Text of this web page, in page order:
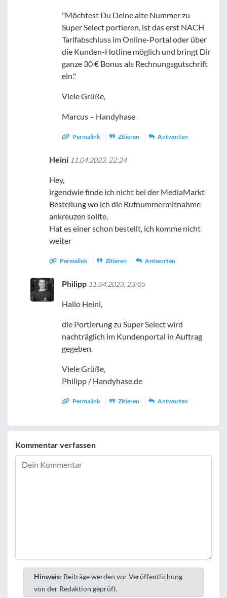
"Möchtest Du Deine alte Nummer zu
Super Select portieren, ist das erst NACH
Tarifabschluss im Online-Portal oder über
die Kunden-Hotline möglich und bringt Dir
ganze 30 € Bonus als Rechnungsgutschrift
ein."
Viele Grüße,
Marcus – Handyhase
Permalink Zitieren Antworten
Heini 11.04.2023, 22:24
Hey,
irgendwie finde ich nicht bei der MediaMarkt
Bestellung wo ich die Rufnummermitnahme
ankreuzen sollte.
Hat es einer schon bestellt, ich komme nicht
weiter
Permalink Zitieren Antworten
Philipp 11.04.2023, 23:05
Hallo Heini,
die Portierung zu Super Select wird
nachträglich im Kundenportal in Auftrag
gegeben.
Viele Grüße,
Philipp / Handyhase.de
Permalink Zitieren Antworten
Kommentar verfassen
Hinweis: Beiträge werden vor Veröffentlichung
von der Redaktion geprüft.